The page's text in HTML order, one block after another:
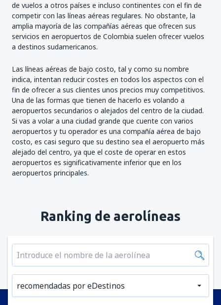
de vuelos a otros países e incluso continentes con el fin de
competir con las líneas aéreas regulares. No obstante, la
amplia mayoría de las compañías aéreas que ofrecen sus
servicios en aeropuertos de Colombia suelen ofrecer vuelos
a destinos sudamericanos.
Las líneas aéreas de bajo costo, tal y como su nombre
indica, intentan reducir costes en todos los aspectos con el
fin de ofrecer a sus clientes unos precios muy competitivos.
Una de las formas que tienen de hacerlo es volando a
aeropuertos secundarios o alejados del centro de la ciudad.
Si vas a volar a una ciudad grande que cuente con varios
aeropuertos y tu operador es una compañía aérea de bajo
costo, es casi seguro que su destino sea el aeropuerto más
alejado del centro, ya que el coste de operar en estos
aeropuertos es significativamente inferior que en los
aeropuertos principales.
Ranking de aerolíneas
recomendadas por eDestinos